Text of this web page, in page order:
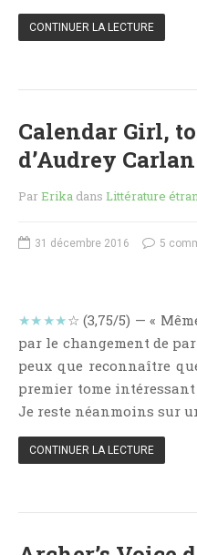
Comédie
Concours
Coup De Coeur
Critiques Express
Erotique
Fait Divers
Fantastique
Histoire De Vie
CONTINUER LA LECTURE
Calendar Girl,
d’Audrey Carlan
ParErika dans Littérature
31 décembre 2016 5
★★★★☆ (3,75/5) — «
par le changement de
peux que reconnaître
premier tome
Je reste néanmoins sur
CONTINUER LA LECTURE